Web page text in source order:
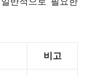
비고